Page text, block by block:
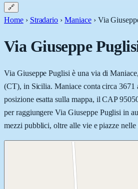
🔗
Home › Stradario › Maniace › Via
Via Giuseppe
Via Giuseppe Puglisi è una via di
(CT), in Sicilia. Maniace conta circa 3671
posizione esatta sulla mappa, il CAP
per raggiungere Via Giuseppe Puglisi in
mezzi pubblici, oltre alle vie e piazze